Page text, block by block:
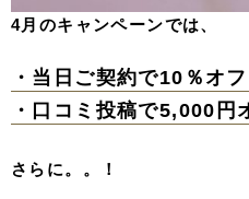
4月のキャンペーンでは、
・当日ご契約で10％オ
・口コミ投稿で5,000円
さらに。。！